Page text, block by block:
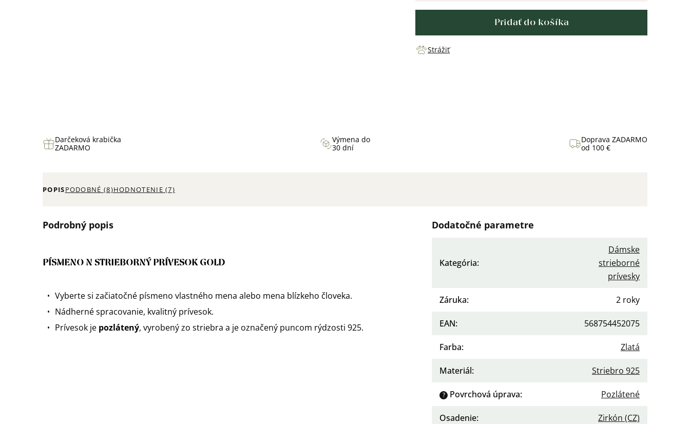
Pridať do košíka
Strážiť
Darčeková krabička
ZADARMO
Výmena do
30 dní
Doprava ZADARMO
od 100 €
POPISPODOBNÉ (8)HODNOTENIE (7)
Podrobný popis
PÍSMENO N STRIEBORNÝ PRÍVESOK GOLD
Vyberte si začiatočné písmeno vlastného mena alebo mena blízkeho človeka.
Nádherné spracovanie, kvalitný prívesok.
Prívesok je pozlátený, vyrobený zo striebra a je označený puncom rýdzosti 925.
Dodatočné parametre
Kategória:
Dámske
strieborné
prívesky
Záruka: 2 roky
EAN: 568754452075
Farba: Zlatá
Materiál: Striebro 925
? Povrchová úprava: Pozlátené
Osadenie: Zirkón (CZ)